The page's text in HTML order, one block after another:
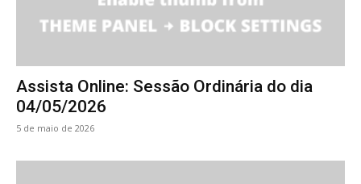
Assista Online: Sessão Ordinária do dia
04/05/2026
5 de maio de 2026